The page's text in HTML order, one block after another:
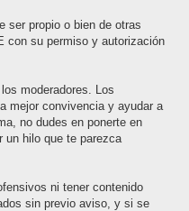
ser propio o bien de otras
con su permiso y autorización
moderadores. Los
mejor convivencia y ayudar a
no dudes en ponerte en
un hilo que te parezca
ni tener contenido
sin previo aviso, y si se